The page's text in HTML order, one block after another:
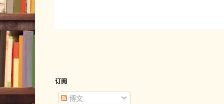
订阅
博文